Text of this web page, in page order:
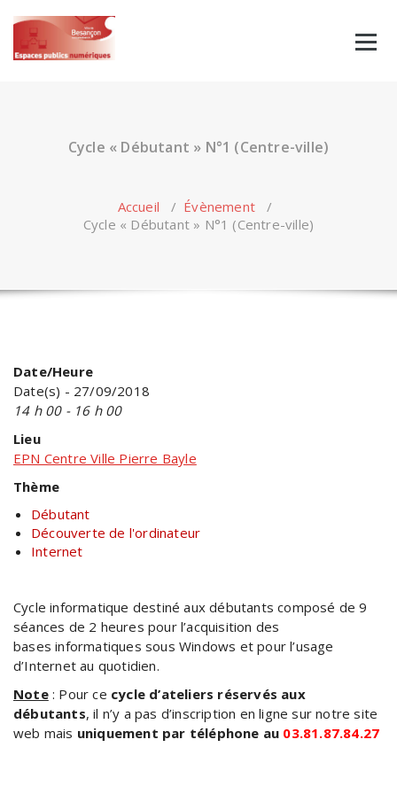
content
Cycle « Débutant » N°1 (Centre-ville)
Accueil / Évènement /
Cycle « Débutant » N°1 (Centre-ville)
Date/Heure
Date(s) - 27/09/2018
14 h 00 - 16 h 00
Lieu
EPN Centre Ville Pierre Bayle
Thème
Débutant
Découverte de l'ordinateur
Internet
Cycle informatique destiné aux débutants composé de 9
séances de 2 heures pour l’acquisition des
bases informatiques sous Windows et pour l’usage
d’Internet au quotidien.
Note: Pour ce cycle d’ateliers réservés aux
débutants, il n’y a pas d’inscription en ligne sur notre site
web mais uniquement par téléphone au 03.81.87.84.27